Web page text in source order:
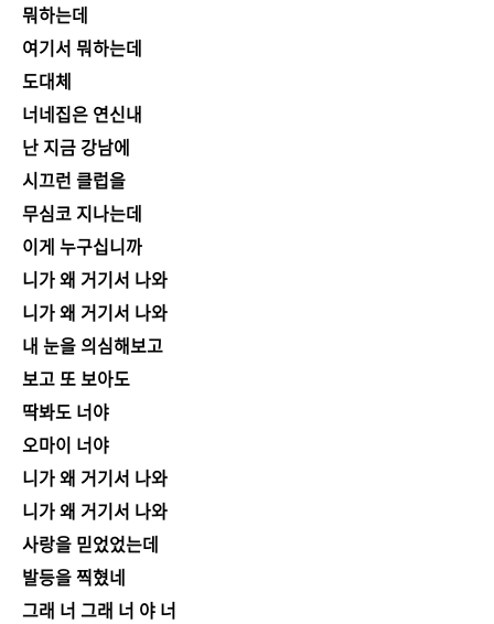
뭐하는데
여기서 뭐하는데
도대체
너네집은 연신내
난 지금 강남에
시끄런 클럽을
무심코 지나는데
이게 누구십니까
니가 왜 거기서 나와
니가 왜 거기서 나와
내 눈을 의심해보고
보고 또 보아도
딱봐도 너야
오마이 너야
니가 왜 거기서 나와
니가 왜 거기서 나와
사랑을 믿었었는데
발등을 찍혔네
그래 너 그래 너 야 너